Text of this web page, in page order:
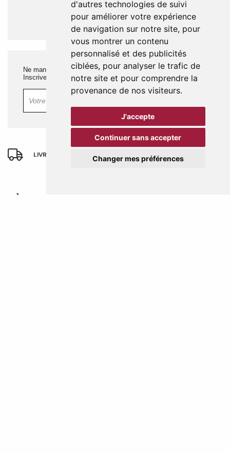
d'autres technologies de suivi
pour améliorer votre expérience
de navigation sur notre site, pour
vous montrer un contenu
personnalisé et des publicités
ciblées, pour analyser le trafic de
notre site et pour comprendre la
provenance de nos visiteurs.
J'accepte
Continuer sans accepter
Changer mes préférences
Ne manquez rien !
Inscrivez-vous à notre newsletter.
LIVRAISON OFFERTE dès 60€ d'achats